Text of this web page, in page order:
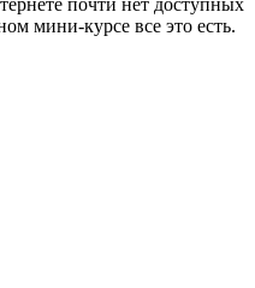
почти нет доступных
мини-курсе все это есть.